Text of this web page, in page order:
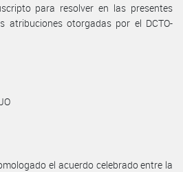
para resolver en las presentes
atribuciones otorgadas por el DCTO-
el acuerdo celebrado entre la